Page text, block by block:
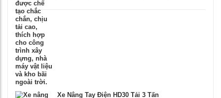
Xe Nâng Tay Điện HD30 Tải 3 Tấn